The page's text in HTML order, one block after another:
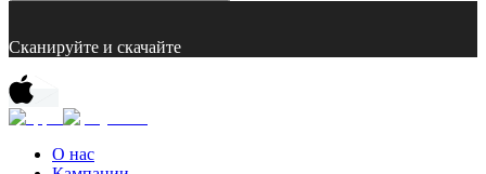
Сканируйте и скачайте
О нас